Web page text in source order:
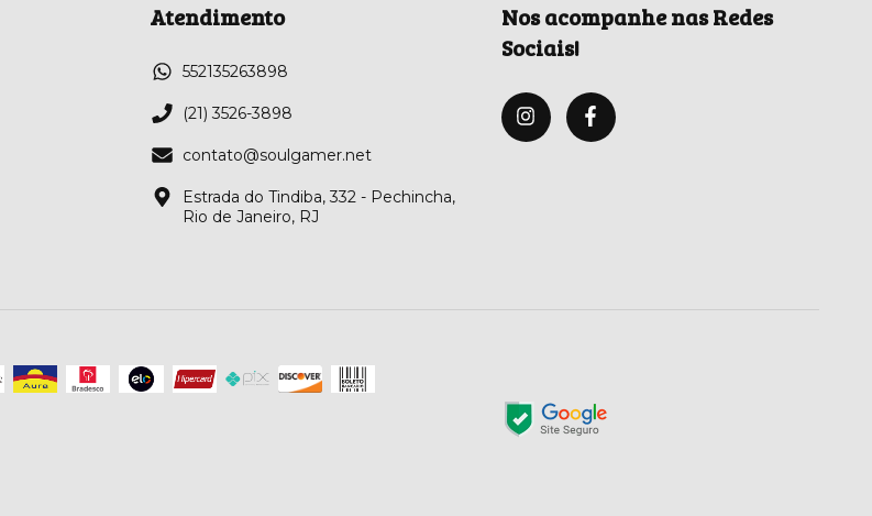
Atendimento
552135263898
(21) 3526-3898
contato@soulgamer.net
Estrada do Tindiba, 332 - Pechincha,
Rio de Janeiro, RJ
Nos acompanhe nas Redes
Sociais!